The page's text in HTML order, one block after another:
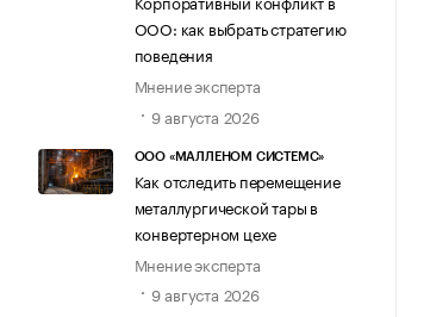
ООО: как выбрать стратегию
поведения
Мнение эксперта
9 августа 2026
ООО «МАЛЛЕНОМ СИСТЕМС»
Как отследить перемещение
металлургической тары в
конвертерном цехе
Мнение эксперта
9 августа 2026